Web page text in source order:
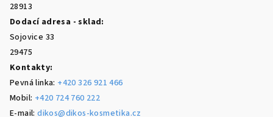
28913
Dodací adresa - sklad:
Sojovice 33
29475
Kontakty:
Pevná linka: +420 326 921 466
Mobil: +420 724 760 222
E-mail:dikos@dikos-kosmetika.cz